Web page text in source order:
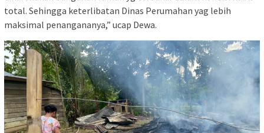
total. Sehingga keterlibatan Dinas Perumahan yag lebih
maksimal penangananya,” ucap Dewa.